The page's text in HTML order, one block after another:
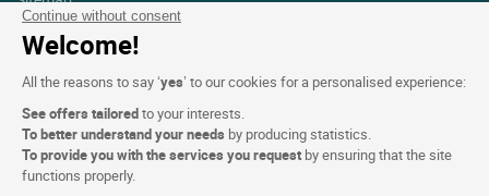
Continue without consent
Welcome!
All the reasons to say ‘yes’ to our cookies for a personalised experience:
See offers tailoredto your interests.
To better understand your needs by producing statistics.
To provide you with the services you request by ensuring that the site
functions properly.
Fotodanksagungen
Folgen Sie uns
Facebook
Linkedin